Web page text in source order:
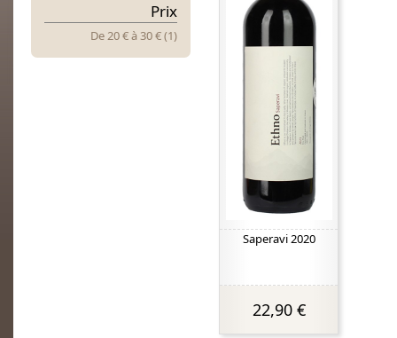
Prix
De 20 €à30 € (1)
Saperavi 2020
22,90 €